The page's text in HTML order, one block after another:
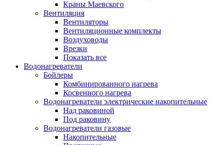
Краны Маевского
Вентиляция
Вентиляторы
Вентиляционные комплекты
Воздуховоды
Врезки
Показать все
Водонагреватели
Бойлеры
Комбинированного нагрева
Косвенного нагрева
Водонагреватели электрические накопительные
Над раковиной
Под раковину
Водонагреватели газовые
Накопительные